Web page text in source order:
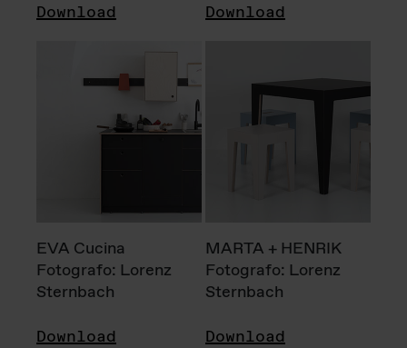
Download Download
EVA Cucina
Fotografo: Lorenz
Sternbach
Download
MARTA + HENRIK
Fotografo: Lorenz
Sternbach
Download